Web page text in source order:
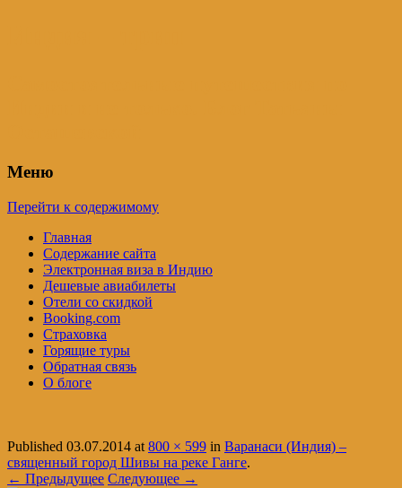
Меню
Перейти к содержимому
Главная
Содержание сайта
Электронная виза в Индию
Дешевые авиабилеты
Отели со скидкой
Booking.com
Страховка
Горящие туры
Обратная связь
О блоге
Published 03.07.2014 at800 × 599 in Варанаси (Индия) –
священный город Шивы на реке Ганге.
← Предыдущее Следующее →